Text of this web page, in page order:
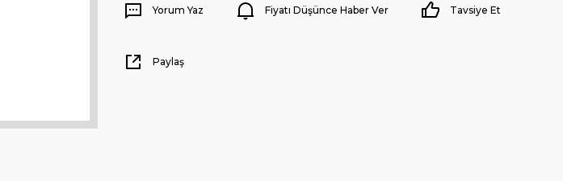
Yorum Yaz Fiyatı Düşünce Haber Ver Tavsiye Et
Paylaş